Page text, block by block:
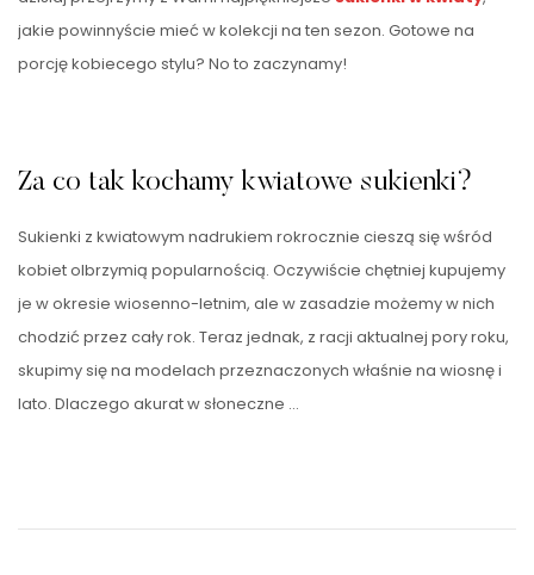
jakie powinnyście mieć w kolekcji na ten sezon. Gotowe na
porcję kobiecego stylu? No to zaczynamy!
Za co tak kochamy kwiatowe sukienki?
Sukienki z kwiatowym nadrukiem rokrocznie cieszą się wśród
kobiet olbrzymią popularnością. Oczywiście chętniej kupujemy
je w okresie wiosenno-letnim, ale w zasadzie możemy w nich
chodzić przez cały rok. Teraz jednak, z racji aktualnej pory roku,
skupimy się na modelach przeznaczonych właśnie na wiosnę i
lato. Dlaczego akurat w słoneczne …